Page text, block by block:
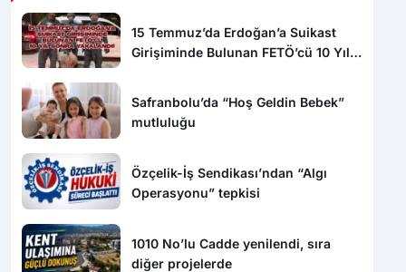
15 Temmuz’da Erdoğan’a Suikast
Girişiminde Bulunan FETÖ’cü 10 Yıl
Safranbolu’da “Hoş Geldin Bebek”
mutluluğu
Özçelik-İş Sendikası’ndan “Algı
Operasyonu” tepkisi
1010 No’lu Cadde yenilendi, sıra
diğer projelerde